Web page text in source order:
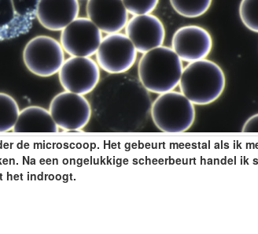
de microscoop. Het gebeurt meestal als ik
Na een ongelukkige scheerbeurt handel ik
het indroogt.